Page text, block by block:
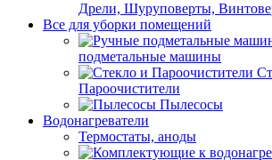
Дрели, Шуруповерты,
Все для уборки помещений
подметальные машины
Пароочистители
Пылесосы
Водонагреватели
Термостаты, аноды